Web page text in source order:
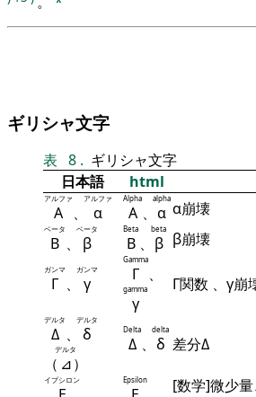
ギリシャ文字
表 8 . ギリシャ文字
日本語
html
Α
アルファ
、 α
アルファ
Α
Alpha
、 α
alpha
α崩壊
Β
ベータ
、 β
ベータ
Β
Beta
、 β
beta
β崩壊
Γ
ガンマ
、 γ
ガンマ Γ
Gamma
、
γ
gamma Γ関数 、γ崩
Δ
デルタ
、 δ
デルタ
（ ⊿
デルタ
）
Δ
Delta
、 δ
delta
差分Δ
イプシロン Epsilon [数学]微少量